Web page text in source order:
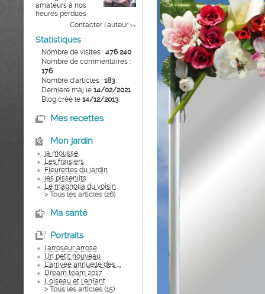
amateurs à nos
heures perdues
Contacter l'auteur >>
Statistiques
Nombre de visites : 476 240
Nombre de commentaires :
176
Nombre d'articles : 183
Dernière màj le 14/02/2021
Blog créé le 14/12/2013
Mes recettes
Mon jardin
la mousse
Les fraisiers
Fleurettes du jardin
les pissenlits
Le magnolia du voisin
> Tous les articles (26)
Ma santé
Portraits
l'arroseur arrosé
Un petit nouveau
L'arrivée annuelle des ...
Dream team 2017
L'oiseau et l'enfant
> Tous les articles (15)